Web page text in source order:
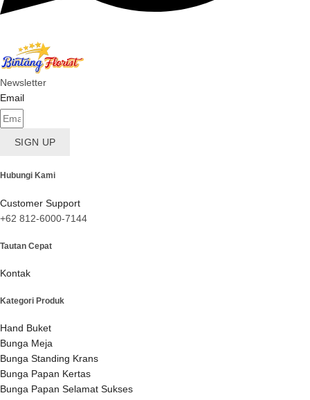
Newsletter
Email
SIGN UP
Hubungi Kami
Customer Support
+62 812-6000-7144
Tautan Cepat
Kontak
Kategori Produk
Hand Buket
Bunga Meja
Bunga Standing Krans
Bunga Papan Kertas
Bunga Papan Selamat Sukses